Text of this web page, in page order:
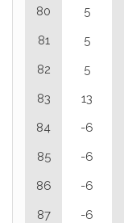
80 5
81 5
82 5
83 13
84 -6
85 -6
86 -6
87 -6